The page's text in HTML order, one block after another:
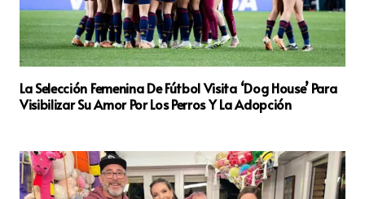
La Selección Femenina De Fútbol Visita ‘Dog House’ Para
Visibilizar Su Amor Por Los Perros Y La Adopción